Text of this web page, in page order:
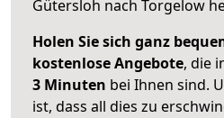
Gütersloh nach Torgelow
Holen Sie sich ganz
kostenlose Angebote, die
3 Minuten bei Ihnen sind.
ist, dass all dies zu